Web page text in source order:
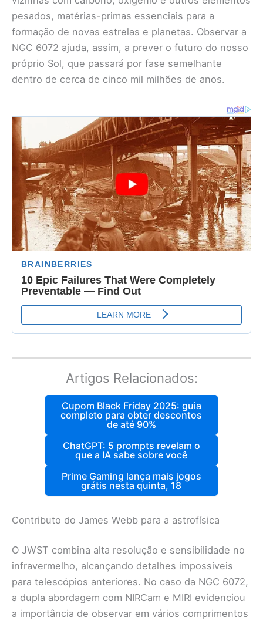
pesados, matérias-primas essenciais para a
formação de novas estrelas e planetas. Observar a
NGC 6072 ajuda, assim, a prever o futuro do nosso
próprio Sol, que passará por fase semelhante
dentro de cerca de cinco mil milhões de anos.
Artigos Relacionados:
Cupom Black Friday 2025: guia
completo para obter descontos
de até 90%
ChatGPT: 5 prompts revelam o
que a IA sabe sobre você
Prime Gaming lança mais jogos
grátis nesta quinta, 18
Contributo do James Webb para a astrofísica
O JWST combina alta resolução e sensibilidade no
infravermelho, alcançando detalhes impossíveis
para telescópios anteriores. No caso da NGC 6072,
a dupla abordagem com NIRCam e MIRI evidenciou
a importância de observar em vários comprimentos